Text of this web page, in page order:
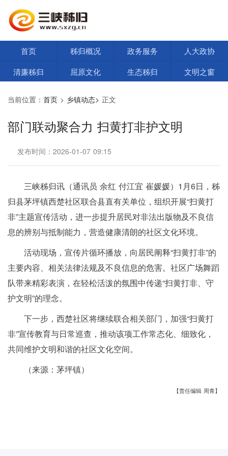
首页 秭归概况 政务服务
人大政协
清廉秭归
屈原文化 生态秭归 文明之窗
当前位置： 首页 > 乡镇动态> 正文
部门联动聚合力 扫黄打非护文明
发布时间：2026-01-07 09:15
三峡秭归讯（通讯员 余红 付江宜 崔媛媛）1月6日，秭
归县茅坪镇西楚社区联合县直有关单位，组织开展“扫黄打
非”主题宣传活动，进一步提升居民对非法出版物及不良信
息的辨别与抵制能力，营造健康清朗的社区文化环境。
活动现场，宣传片循环播放，向居民阐释“扫黄打非”的
主要内容、相关法律法规及不良信息的危害。社区广场舞蹈
队带来精彩表演，在轻松活泼的氛围中传递“扫黄打非、守
护文明”的理念。
下一步，西楚社区将继续联合相关部门，加强“扫黄打
非”宣传教育与日常巡查，推动该项工作常态化、细致化，
共同维护文明和谐的社区文化空间。
（来源：茅坪镇）
【责任编辑 周青】